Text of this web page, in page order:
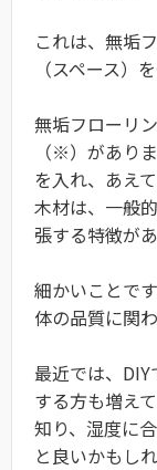
これは、無垢
（スペース）
無垢フローリ
（※）があり
を入れ、あえ
木材は、一般
張する特徴があ
細かいことで
体の品質に関
最近では、
する方も増え
知り、湿度に
と良いかもし